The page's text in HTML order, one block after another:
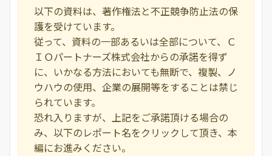
以下の資料は、著作権法と不正競争防止法の保
護を受けています。
従って、資料の一部あるいは全部について、Ｃ
ＩＯパートナーズ株式会社からの承諾を得ず
に、いかなる方法においても無断で、複製、ノ
ウハウの使用、企業の展開等をすることは禁じ
られています。
恐れ入りますが、上記をご承諾頂ける場合の
み、以下のレポート名をクリックして頂き、本
編にお進みください。